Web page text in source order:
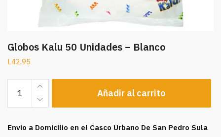
Globos Kalu 50 Unidades – Blanco
L42.95
Kalu
50
-
Añadir al carrito
Envio a Domicilio en el Casco Urbano De San Pedro Sula